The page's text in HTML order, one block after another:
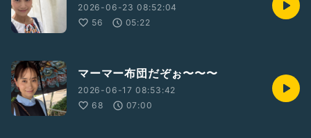
2026-06-23 08:52:04
56
05:22
マーマー布団だぞぉ〜〜〜
2026-06-17 08:53:42
68
07:00